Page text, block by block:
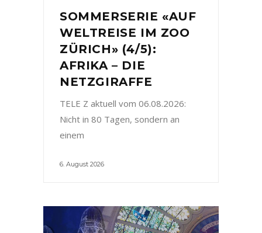
SOMMERSERIE «AUF
WELTREISE IM ZOO
ZÜRICH» (4/5):
AFRIKA – DIE
NETZGIRAFFE
TELE Z aktuell vom 06.08.2026:
Nicht in 80 Tagen, sondern an
einem
6. August 2026